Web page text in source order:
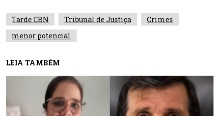
Tarde CBN Tribunal de Justiça
Crimes
menor potencial
LEIA TAMBÉM